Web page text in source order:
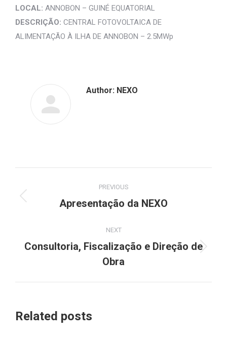
LOCAL: ANNOBON – GUINÉ EQUATORIAL
DESCRIÇÃO: CENTRAL FOTOVOLTAICA DE
ALIMENTAÇÃO À ILHA DE ANNOBON – 2.5MWp
Author: NEXO
navigation
PREVIOUS
Previous
Apresentação da NEXO
NEXT
Next
post:
Consultoria, Fiscalização e Direção de
Obra
Related posts